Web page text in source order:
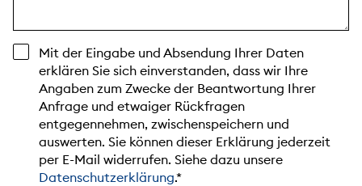
Mit der Eingabe und Absendung Ihrer Daten
erklären Sie sich einverstanden, dass wir Ihre
Angaben zum Zwecke der Beantwortung Ihrer
Anfrage und etwaiger Rückfragen
entgegennehmen, zwischenspeichern und
auswerten. Sie können dieser Erklärung jederzeit
per E-Mail widerrufen. Siehe dazu unsere
Datenschutzerklärung.